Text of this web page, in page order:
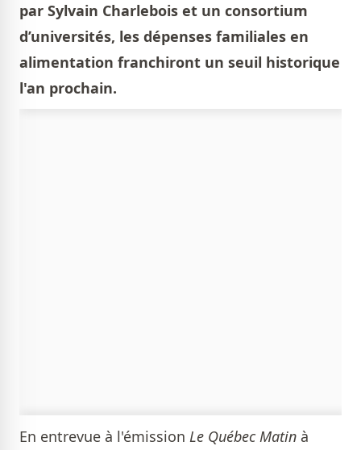
par Sylvain Charlebois et un consortium
d’universités, les dépenses familiales en
alimentation franchiront un seuil historique
l'an prochain.
En entrevue à l'émission Le Québec Matin à